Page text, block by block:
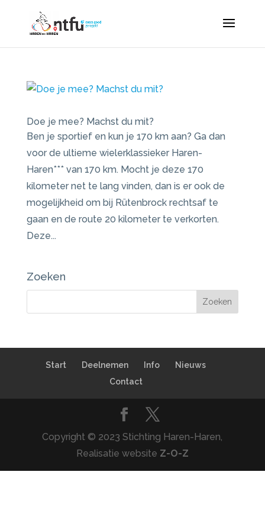
Doe je mee? Machst du mit?
Ben je sportief en kun je 170 km aan? Ga dan
voor de ultieme wielerklassieker Haren-
Haren*** van 170 km. Mocht je deze 170
kilometer net te lang vinden, dan is er ook de
mogelijkheid om bij Rütenbrock rechtsaf te
gaan en de route 20 kilometer te verkorten.
Deze...
Zoeken
Start Deelnemen Info
Nieuws
Contact
Copyright © 2023 Stichting Haren-Haren,
Realisatie website Z-O-Z